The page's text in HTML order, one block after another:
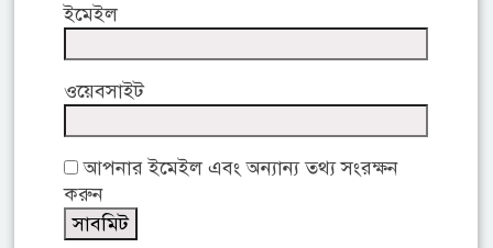
ইমেইল
ওয়েবসাইট
আপনার ইমেইল এবং অন্যান্য তথ্য সংরক্ষন
করুন